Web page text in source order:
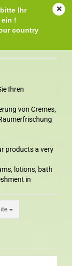
Ihr
!
country
Ihren
von Cremes,
products a very
lotions, bath
in